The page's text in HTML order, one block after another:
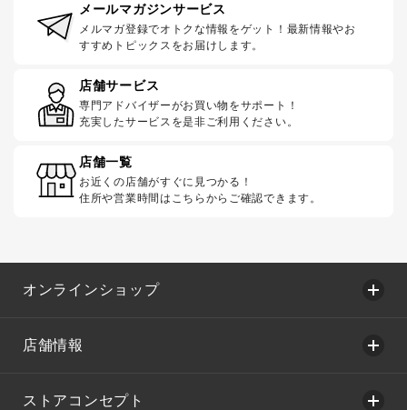
メールマガジンサービス
メルマガ登録でオトクな情報をゲット！最新情報やお
すすめトピックスをお届けします。
店舗サービス
専門アドバイザーがお買い物をサポート！
充実したサービスを是非ご利用ください。
店舗一覧
お近くの店舗がすぐに見つかる！
住所や営業時間はこちらからご確認できます。
オンラインショップ
店舗情報
ストアコンセプト